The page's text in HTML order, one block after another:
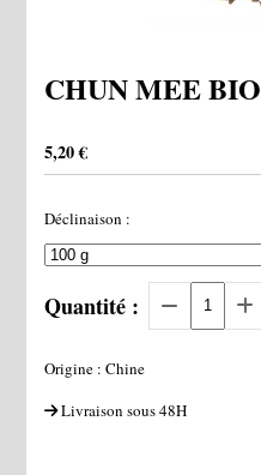
CHUN MEE BIO
5,20€
Déclinaison :
Quantité :
Origine : Chine
Livraison sous 48H